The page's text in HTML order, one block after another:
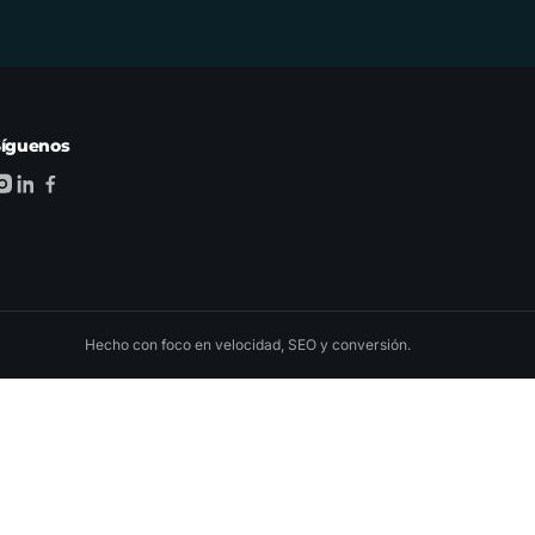
Hecho con foco en velocidad, SEO y conversión.